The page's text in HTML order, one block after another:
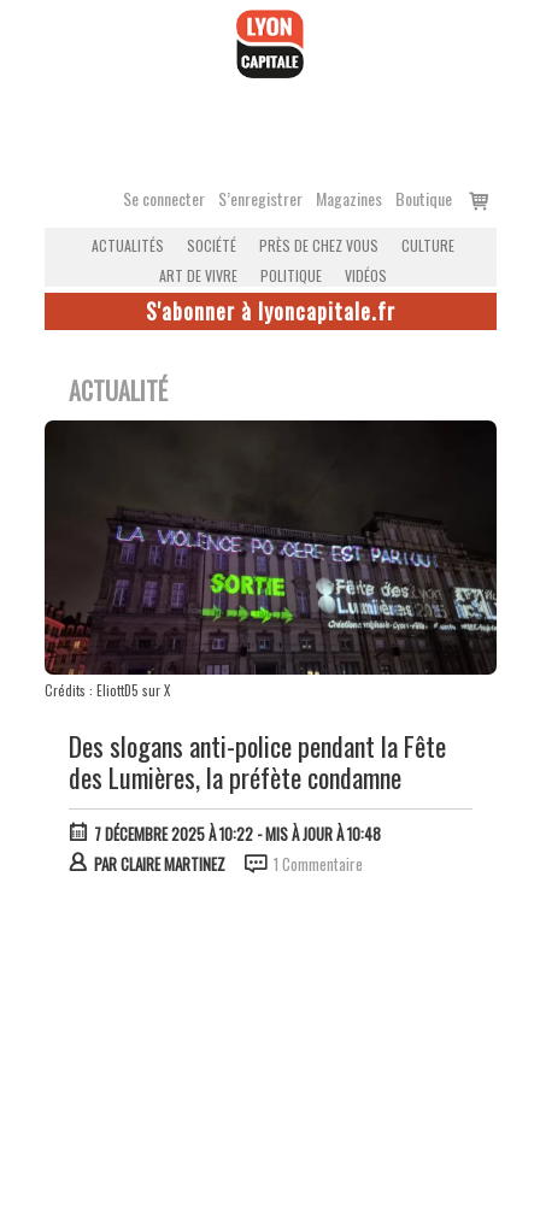
Se connecter S’enregistrer Magazines Boutique
Voir
ACTUALITÉS SOCIÉTÉ PRÈS DE CHEZ VOUS
CULTURE
ART DE VIVRE
POLITIQUE VIDÉOS
S'abonner à lyoncapitale.fr
ACTUALITÉ
Crédits : EliottD5 sur X
Des slogans anti-police pendant la Fête
des Lumières, la préfète condamne
7 DÉCEMBRE 2025 À 10:22- MIS À JOUR À 10:48
PARCLAIRE MARTINEZ 1 Commentaire